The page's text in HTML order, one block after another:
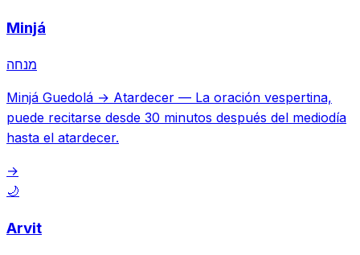
Minjá
מנחה
Minjá Guedolá → Atardecer — La oración vespertina,
puede recitarse desde 30 minutos después del mediodía
hasta el atardecer.
→
🌙
Arvit